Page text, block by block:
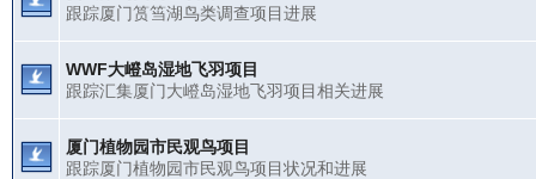
跟踪厦门筼筜湖鸟类调查项目进展
WWF大嶝岛湿地飞羽项目
跟踪汇集厦门大嶝岛湿地飞羽项目相关进展
厦门植物园市民观鸟项目
跟踪厦门植物园市民观鸟项目状况和进展